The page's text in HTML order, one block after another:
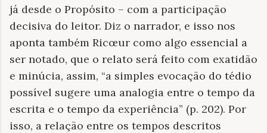
já desde o Propósito – com a participação
decisiva do leitor. Diz o narrador, e isso nos
aponta também Ricœur como algo essencial a
ser notado, que o relato será feito com exatidão
e minúcia, assim, “a simples evocação do tédio
possível sugere uma analogia entre o tempo da
escrita e o tempo da experiência” (p. 202). Por
isso, a relação entre os tempos descritos